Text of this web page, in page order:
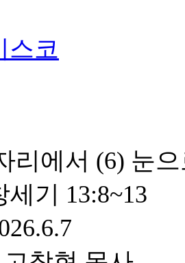
스코
리에서 (6) 눈
세기 13:8~13